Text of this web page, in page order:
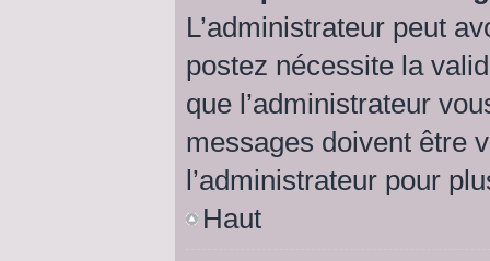
L’administrateur peut
postez nécessite la
que l’administrateur
messages doivent être
l’administrateur pour
Haut